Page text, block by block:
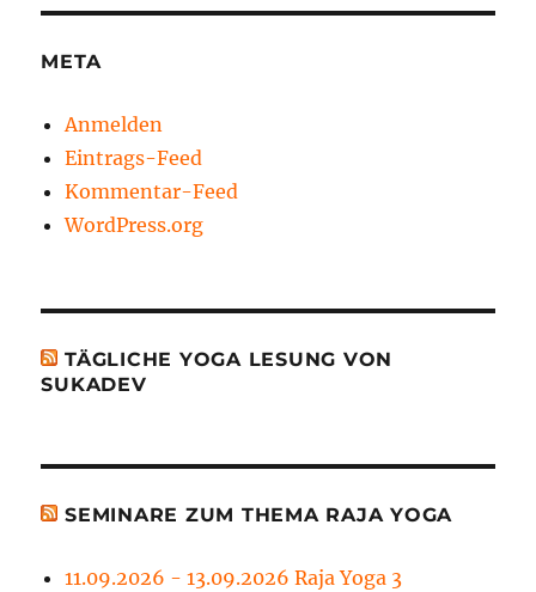
META
Anmelden
Eintrags-Feed
Kommentar-Feed
WordPress.org
TÄGLICHE YOGA LESUNG VON
SUKADEV
SEMINARE ZUM THEMA RAJA YOGA
11.09.2026 - 13.09.2026 Raja Yoga 3